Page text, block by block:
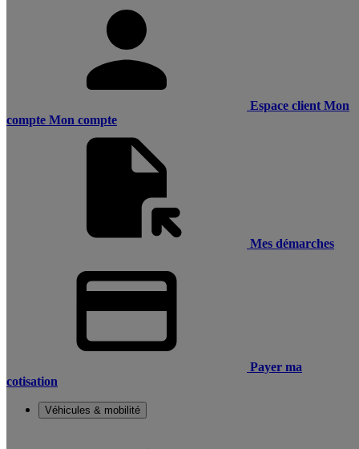
Espace client Mon
compte Mon compte
Mes démarches
Payer ma
cotisation
Véhicules & mobilité